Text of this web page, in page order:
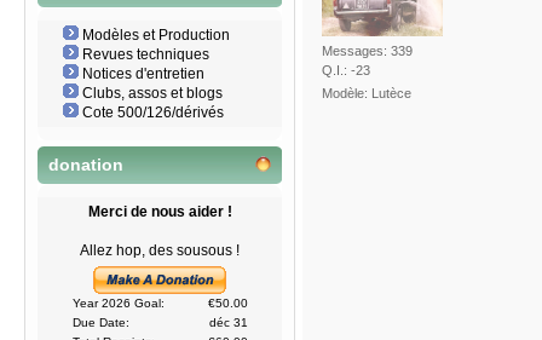
Modèles et Production
Revues techniques
Notices d'entretien
Clubs, assos et blogs
Cote 500/126/dérivés
donation
Merci de nous aider !
Allez hop, des sousous !
Year 2026 Goal:
€50.00
Due Date:
déc 31
Messages: 339
Q.I.: -23
Modèle: Lutèce